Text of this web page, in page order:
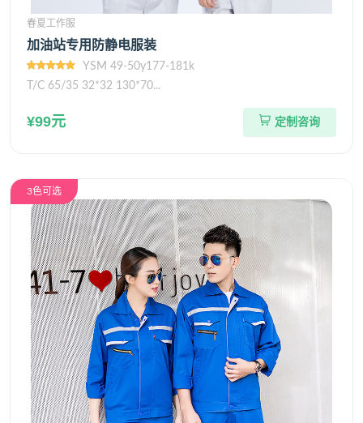
春夏工作服
加油站专用防静电服装
YSM 49-50y177-181k
T/C 65/35 32*32 130*70...
¥99元 定制咨询
3色可选